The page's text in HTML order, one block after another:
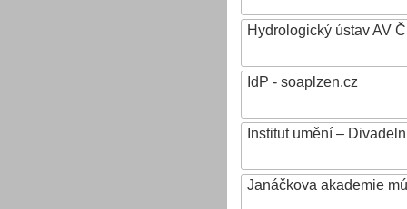
Hydrologický ústav AV
IdP - soaplzen.cz
Institut umění –
Janáčkova akademie